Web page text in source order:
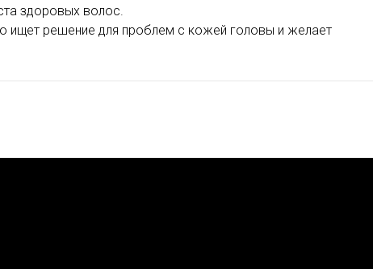
здоровых волос.
ищет решение для проблем с кожей головы и желает